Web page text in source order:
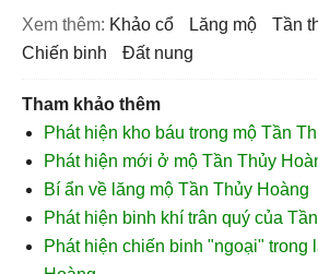
Xem thêm: khảo cổ lăng mộ
tần
chiến binh
đất nung
Tham khảo thêm
Phát hiện kho báu trong mộ Tần
Phát hiện mới ở mộ Tần Thủy
Bí ẩn về lăng mộ Tần Thủy Hoàng
Phát hiện binh khí trân quý của
Phát hiện chiến binh "ngoại" trong